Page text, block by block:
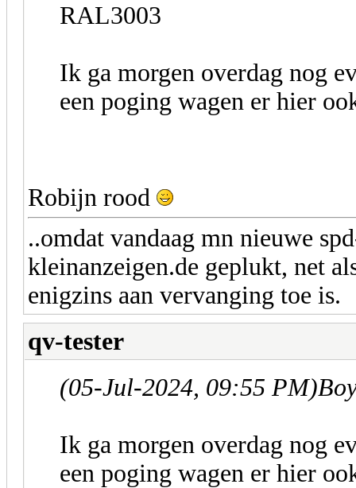
RAL3003
Ik ga morgen overdag nog
een poging wagen er hier
Robijn rood
..omdat vandaag mn nieuwe
kleinanzeigen.de geplukt, net
enigzins aan vervanging toe is.
qv-tester
(05-Jul-2024, 09:55 PM)
Ik ga morgen overdag nog
een poging wagen er hier